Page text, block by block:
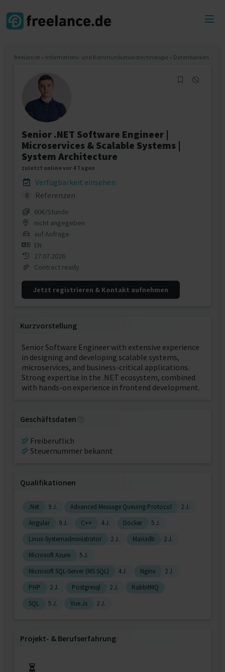
freelancer » Informations- und Kommunikationstechnologie » Datenbanken
Senior .NET Software Engineer |
Microservices & Scalable Systems |
System Architecture
zuletzt online vor 4 Tagen
Verfügbarkeit einsehen
0 Referenzen
60€/Stunde
nicht angegeben
auf Anfrage
EN
27.07.2026
Contract ready
Jetzt registrieren & Kontakt aufnehmen
Kurzvorstellung
Senior Software Engineer with extensive experience
in designing and developing scalable systems,
microservices, and business-critical applications.
Strong expertise in the .NET ecosystem, combined
with hands-on experience in frontend development.
Geschäftsdaten
Freiberuflich
Steuernummer bekannt
Qualifikationen
.Net 9 J. Advanced Message Queuing Protocol
2 J.
Angular
9 J. C++ 4 J. Docker
5 J.
Linux-Systemadministrator
2 J. Mariadb
2 J.
Microsoft Azure
5 J.
Microsoft SQL-Server (MS SQL)
4 J. Nginx
2 J.
PHP
2 J. Postgresql 2 J.
RabbitMQ
SQL
5 J. Vue.Js 2 J.
Projekt‐ & Berufserfahrung